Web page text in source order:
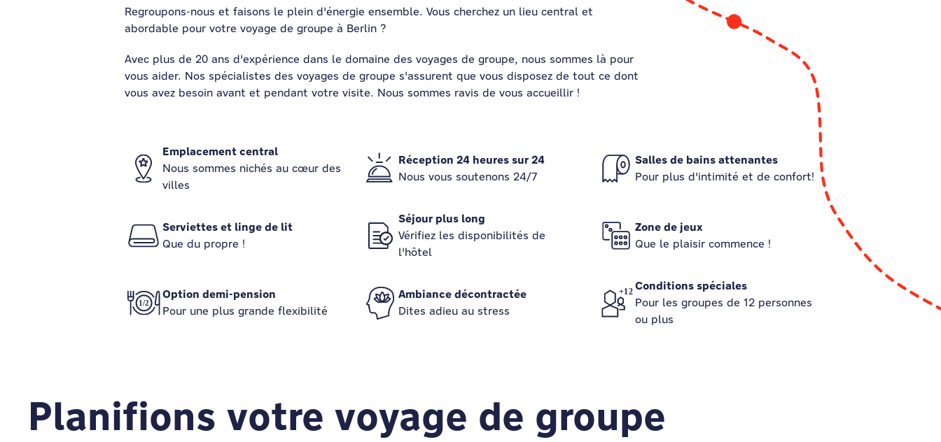
Regroupons-nous et faisons le plein d'énergie ensemble. Vous cherchez un lieu central et
abordable pour votre voyage de groupe à Berlin ?
Avec plus de 20 ans d'expérience dans le domaine des voyages de groupe, nous sommes là pour
vous aider. Nos spécialistes des voyages de groupe s'assurent que vous disposez de tout ce dont
vous avez besoin avant et pendant votre visite. Nous sommes ravis de vous accueillir !
Emplacement central
Nous sommes nichés au cœur des
villes
Réception 24 heures sur 24
Nous vous soutenons 24/7
Salles de bains attenantes
Pour plus d'intimité et de confort!
Serviettes et linge de lit
Que du propre !
Séjour plus long
Vérifiez les disponibilités de
l'hôtel
Zone de jeux
Que le plaisir commence !
Option demi-pension
Pour une plus grande flexibilité
Ambiance décontractée
Dites adieu au stress
Conditions spéciales
Pour les groupes de 12 personnes
ou plus
Planifions votre voyage de groupe